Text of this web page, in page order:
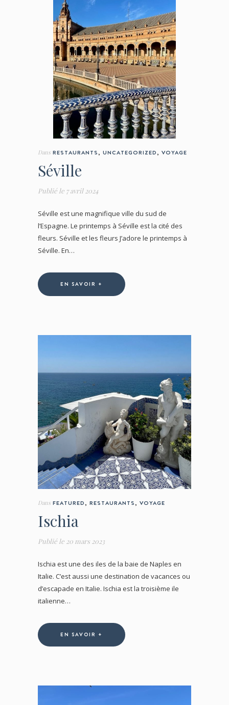
Dans RESTAURANTS, UNCATEGORIZED, VOYAGE
Séville
Publié le 7 avril 2024
Séville est une magnifique ville du sud de
l’Espagne. Le printemps à Séville est la cité des
fleurs. Séville et les fleurs J’adore le printemps à
Séville. En…
EN SAVOIR +
Dans FEATURED, RESTAURANTS, VOYAGE
Ischia
Publié le 20 mars 2023
Ischia est une des iles de la baie de Naples en
Italie. C’est aussi une destination de vacances ou
d’escapade en Italie. Ischia est la troisième ile
italienne…
EN SAVOIR +